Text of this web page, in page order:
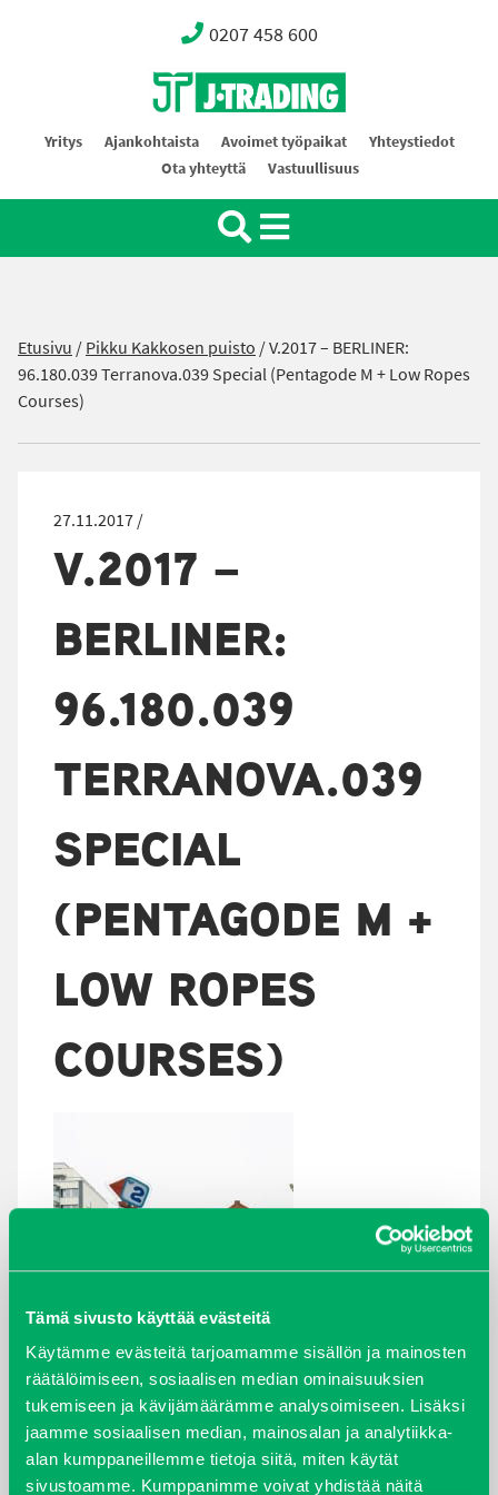
Tämä sivusto käyttää evästeitä
Käytämme evästeitä tarjoamamme sisällön ja mainosten
räätälöimiseen, sosiaalisen median ominaisuuksien
tukemiseen ja kävijämäärämme analysoimiseen. Lisäksi
jaamme sosiaalisen median, mainosalan ja analytiikka-
alan kumppaneillemme tietoja siitä, miten käytät
sivustoamme. Kumppanimme voivat yhdistää näitä
0207 458 600
Oy J-Trading Ab
Yritys Ajankohtaista Avoimet työpaikat
Yhteystiedot
Ota yhteyttä
Vastuullisuus
Etusivu /Pikku Kakkosen puisto /V.2017 – BERLINER:
96.180.039 Terranova.039 Special (Pentagode M + Low Ropes
Courses)
27.11.2017 /
V.2017 –
BERLINER:
96.180.039
TERRANOVA.039
SPECIAL
(PENTAGODE M +
LOW ROPES
COURSES)